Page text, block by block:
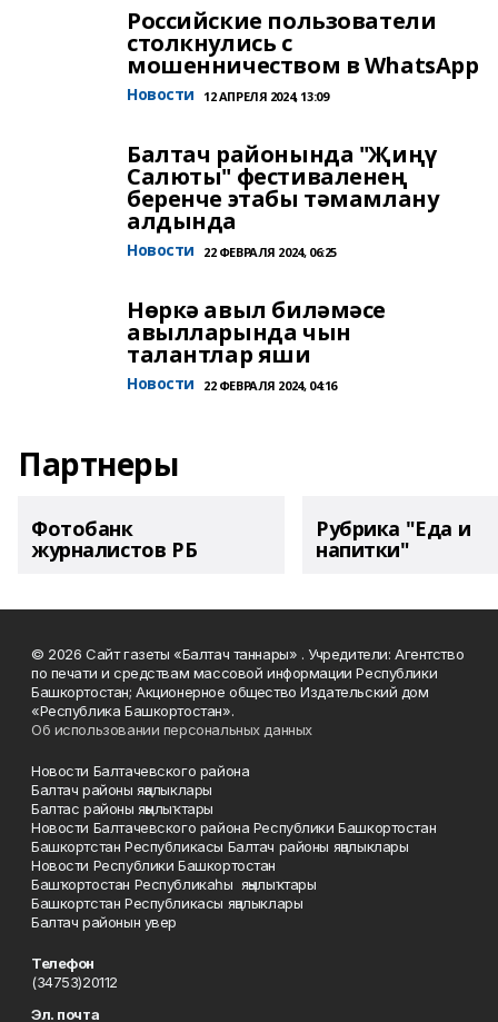
Российские пользователи
столкнулись с
мошенничеством в WhatsApp
Новости 12 АПРЕЛЯ 2024, 13:09
Балтач районында "Җиңү
Салюты" фестиваленең
беренче этабы тәмамлану
алдында
Новости 22 ФЕВРАЛЯ 2024, 06:25
Нөркә авыл биләмәсе
авылларында чын
талантлар яши
Новости 22 ФЕВРАЛЯ 2024, 04:16
Партнеры
Фотобанк
журналистов РБ
Рубрика "Еда и
напитки"
© 2026 Сайт газеты «Балтач таннары» . Учредители: Агентство
по печати и средствам массовой информации Республики
Башкортостан; Акционерное общество Издательский дом
«Республика Башкортостан».
Об использовании персональных данных
Новости Балтачевского района
Балтач районы яңалыклары
Балтас районы яңылыҡтары
Новости Балтачевского района Республики Башкортостан
Башкортстан Республикасы Балтач районы яңалыклары
Новости Республики Башкортостан
Башҡортостан Республикаһы яңылыҡтары
Башкортстан Республикасы яңалыклары
Балтач районын увер
Телефон
(34753)20112
Эл. почта